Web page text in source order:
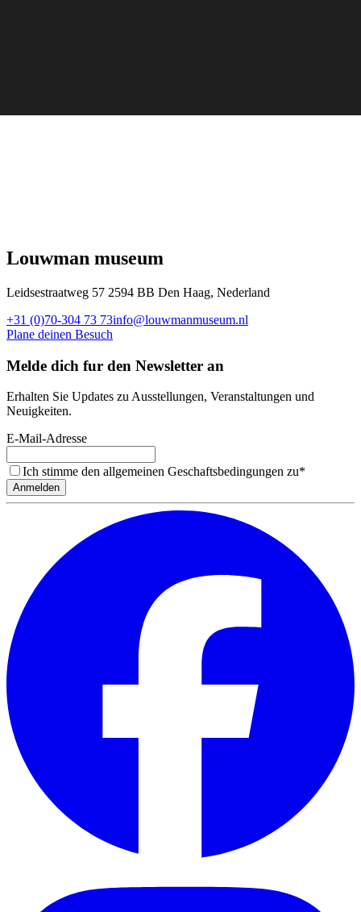
Louwman museum
Leidsestraatweg 57 2594 BB Den Haag, Nederland
+31 (0)70-304 73 73info@louwmanmuseum.nl
Plane deinen Besuch
Melde dich fur den Newsletter an
Erhalten Sie Updates zu Ausstellungen, Veranstaltungen und
Neuigkeiten.
E-Mail-Adresse
Ich stimme den allgemeinen Geschaftsbedingungen zu*
Anmelden